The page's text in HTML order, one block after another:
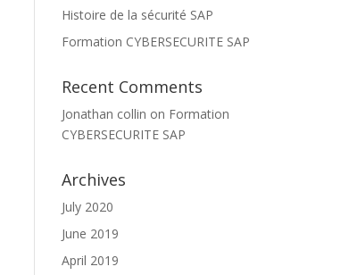
Histoire de la sécurité SAP
Formation CYBERSECURITE SAP
Recent Comments
Jonathan collin on Formation
CYBERSECURITE SAP
Archives
July 2020
June 2019
April 2019